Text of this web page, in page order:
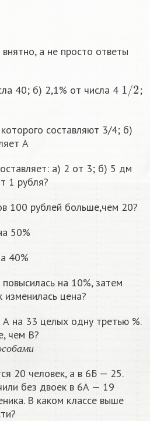
а не просто ответы
40; б) 2,1% от числа 4
1 /2
;
составляют 3/4; б)
А
а) 2 от 3; б) 5 дм
1 рубля?
100 рублей больше,чем 20?
50%
40%
на 10%, затем
изменилась цена?
на 33 целых одну третью %.
чем В?
с о б ам и
спос оба
20 человек, а в 6Б — 25.
без двоек в 6А — 19
В каком классе выше